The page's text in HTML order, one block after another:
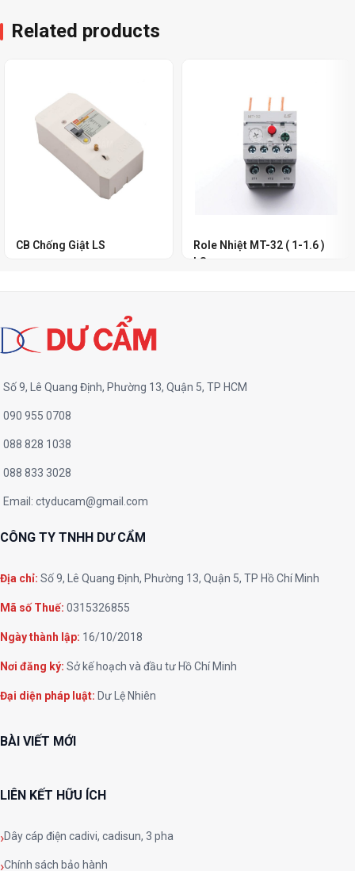
Related products
CB Chống Giật LS
Role Nhiệt MT-32 ( 1-1.6 )
LS
Số 9, Lê Quang Định, Phường 13, Quận 5, TP HCM
090 955 0708
088 828 1038
088 833 3028
Email: ctyducam@gmail.com
CÔNG TY TNHH DƯ CẨM
Địa chỉ: Số 9, Lê Quang Định, Phường 13, Quận 5, TP Hồ Chí Minh
Mã số Thuế: 0315326855
Ngày thành lập: 16/10/2018
Nơi đăng ký: Sở kế hoạch và đầu tư Hồ Chí Minh
Đại diện pháp luật: Dư Lệ Nhiên
BÀI VIẾT MỚI
LIÊN KẾT HỮU ÍCH
Dây cáp điện cadivi, cadisun, 3 pha
Chính sách bảo hành